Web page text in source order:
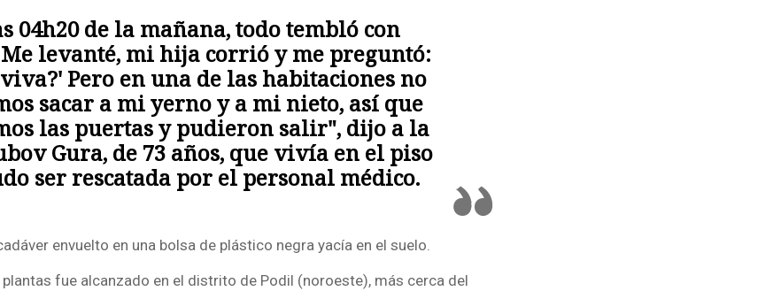
04h20 de la mañana, todo tembló con
levanté, mi hija corrió y me preguntó:
viva?' Pero en una de las habitaciones no
sacar a mi yerno y a mi nieto, así que
las puertas y pudieron salir", dijo a la
Gura, de 73 años, que vivía en el piso
ser rescatada por el personal médico.
envuelto en una bolsa de plástico negra yacía en el suelo.
fue alcanzado en el distrito de Podil (noroeste), más cerca del